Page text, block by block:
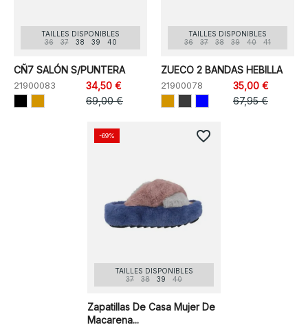
TAILLES DISPONIBLES
36
37 38 39 40
CÑ7 SALÓN S/PUNTERA
21900083
34,50 €
69,00 €
TAILLES DISPONIBLES
36
37 38 39 40 41
ZUECO 2 BANDAS HEBILLA
21900078
35,00 €
67,95 €
TAILLES DISPONIBLES
37
38 39 40
Zapatillas De Casa Mujer De
Macarena...
-69% favorite_border